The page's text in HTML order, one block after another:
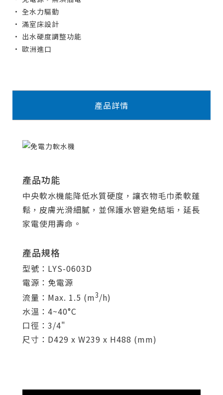
• 全水力驅動
• 滿室床設計
• 出水硬度調整功能
• 歐洲進口
產品詳情
產品功能
中央軟水機能降低水質硬度，讓衣物毛巾柔軟蓬
鬆，皮膚光滑細膩，並保護水管避免結垢，延長
家電使用壽命。
產品規格
型號：LYS-0603D
電源：免電源
流量：Max. 1.5 (m3/h)
水溫：4~40°C
口徑：3/4"
尺寸：D429 x W239 x H488 (mm)